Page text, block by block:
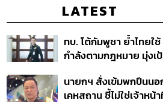
LATEST
ทบ. โต้กัมพูชา ย้ำไทยใช้
กำลังตามกฎหมาย มุ่งเ
หายไทยไม่อาจลบด้วย
ข้อมูลบิดเบือน
นายกฯ สั่งเข้มพกปืนนอ
เคหสถาน ชี้ไม่ใช่เจ้าหน้